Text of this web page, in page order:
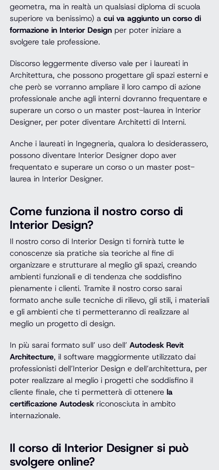
geometra, ma in realtà un qualsiasi diploma di scuola
superiore va benissimo) a cui va aggiunto un corso di
formazione in Interior Design per poter iniziare a
svolgere tale professione.
Discorso leggermente diverso vale per i laureati in
Architettura, che possono progettare gli spazi esterni e
che però se vorranno ampliare il loro campo di azione
professionale anche agli interni dovranno frequentare e
superare un corso o un master post-laurea in Interior
Designer, per poter diventare Architetti di Interni.
Anche i laureati in Ingegneria, qualora lo desiderassero,
possono diventare Interior Designer dopo aver
frequentato e superare un corso o un master post-
laurea in Interior Designer.
Come funziona il nostro corso di
Interior Design?
Il nostro corso di Interior Design ti fornirà tutte le
conoscenze sia pratiche sia teoriche al fine di
organizzare e strutturare al meglio gli spazi, creando
ambienti funzionali e di tendenza che soddisfino
pienamente i clienti. Tramite il nostro corso sarai
formato anche sulle tecniche di rilievo, gli stili, i materiali
e gli ambienti che ti permetteranno di realizzare al
meglio un progetto di design.
In più sarai formato sull’ uso dell’ Autodesk Revit
Architecture, il software maggiormente utilizzato dai
professionisti dell’Interior Design e dell’architettura, per
poter realizzare al meglio i progetti che soddisfino il
cliente finale, che ti permetterà di ottenere la
certificazione Autodeskriconosciuta in ambito
internazionale.
Il corso di Interior Designer si può
svolgere online?